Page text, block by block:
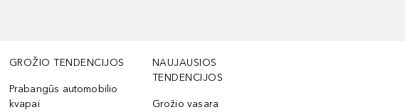
GROŽIO TENDENCIJOS
Prabangūs automobilio
kvapai
NAUJAUSIOS
TENDENCIJOS
Grožio vasara